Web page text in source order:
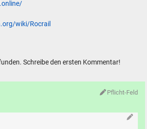
wiki/Rocrail
Schreibe den ersten Kommentar!
Pflicht-Feld